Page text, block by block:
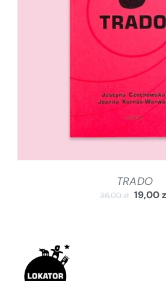
DODAJ DO KOSZYKA /
TRADO
36,00zł 19,00